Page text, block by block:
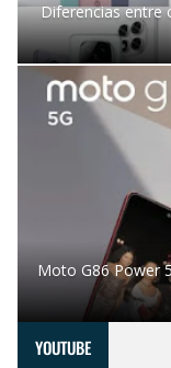
Diferencias entre
Moto G86 Power
YOUTUBE